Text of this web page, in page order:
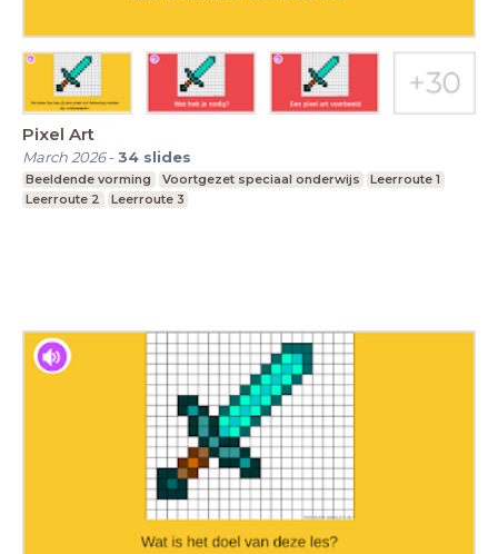
Pixel Art
March 2026-34 slides
Beeldende vorming Voortgezet speciaal onderwijs
Leerroute 1
Leerroute 2
Leerroute 3